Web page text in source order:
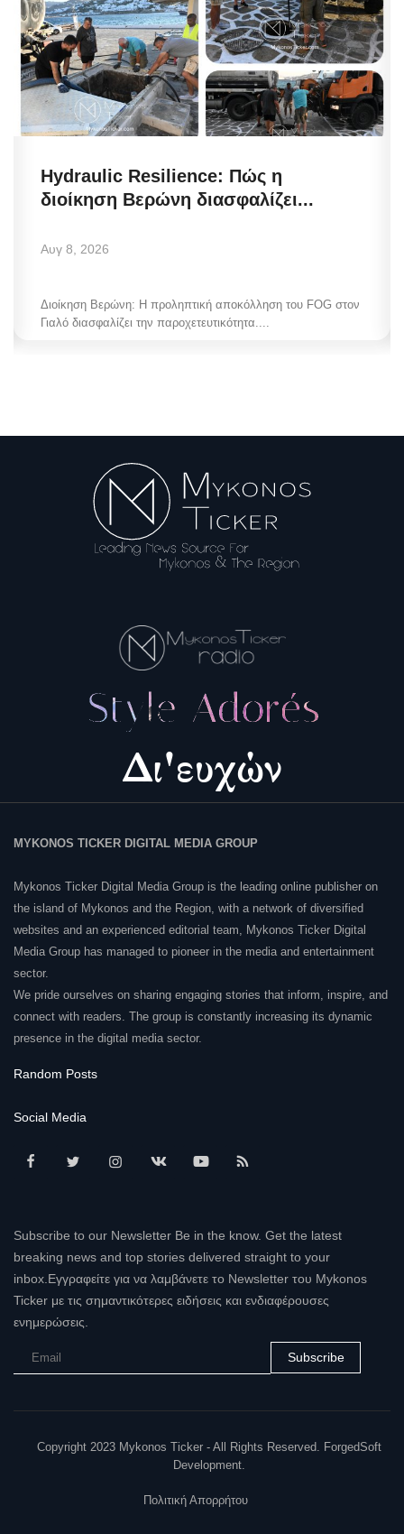
Hydraulic Resilience: Πώς η
διοίκηση Βερώνη διασφαλίζει...
Αυγ 8, 2026
Διοίκηση Βερώνη: Η προληπτική αποκόλληση του FOG στον
Γιαλό διασφαλίζει την παροχετευτικότητα....
MYKONOS TICKER DIGITAL MEDIA GROUP
Mykonos Ticker Digital Media Group is the leading online publisher on
the island of Mykonos and the Region, with a network of diversified
websites and an experienced editorial team, Mykonos Ticker Digital
Media Group has managed to pioneer in the media and entertainment
sector.
We pride ourselves on sharing engaging stories that inform, inspire, and
connect with readers. The group is constantly increasing its dynamic
presence in the digital media sector.
Random Posts
Social Media
Subscribe to our Newsletter Be in the know. Get the latest
breaking news and top stories delivered straight to your
inbox.Εγγραφείτε για να λαμβάνετε το Newsletter του Mykonos
Ticker με τις σημαντικότερες ειδήσεις και ενδιαφέρουσες
ενημερώσεις.
Subscribe
Copyright 2023 Mykonos Ticker - All Rights Reserved. ForgedSoft
Development.
Πολιτική Απορρήτου